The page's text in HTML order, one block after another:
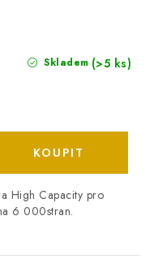
Skladem (>5 ks)
High Capacity pro
6 000stran.